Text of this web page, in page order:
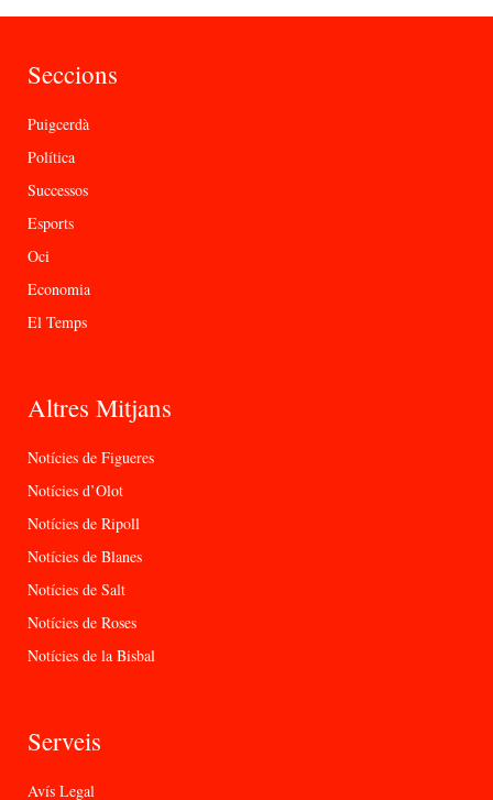
Seccions
Puigcerdà
Política
Successos
Esports
Oci
Economia
El Temps
Altres Mitjans
Notícies de Figueres
Notícies d’Olot
Notícies de Ripoll
Notícies de Blanes
Notícies de Salt
Notícies de Roses
Notícies de la Bisbal
Serveis
Avís Legal